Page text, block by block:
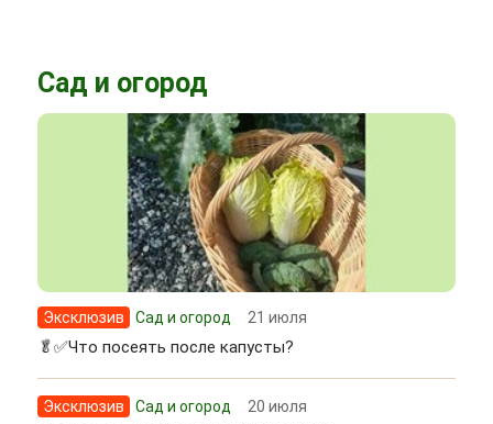
Сад и огород
Эксклюзив Сад и огород 21 июля
🥬✅Что посеять после капусты?
Эксклюзив Сад и огород 20 июля